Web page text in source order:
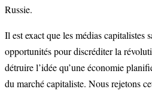
Russie.
Il est exact que les médias capitalistes
opportunités pour discréditer la
détruire l’idée qu’une économie
du marché capitaliste. Nous rejetons